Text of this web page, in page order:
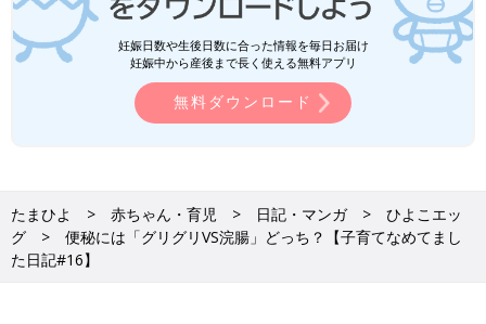
妊娠日数や生後日数に合った情報を毎日お届け
妊娠中から産後まで長く使える無料アプリ
無料ダウンロード
たまひよ 赤ちゃん・育児 日記・マンガ
ひよこエッ
グ
便秘には「グリグリVS浣腸」どっち？【子育てなめてまし
た日記#16】